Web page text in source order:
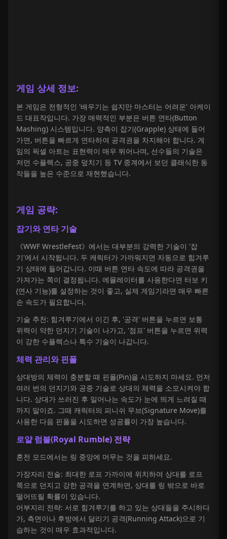
게임 상세 정보:
본 게임은 전형적인 '배우기는 쉽지만 마스터는 어려운' 아케이
드 대표작입니다. 가장 매력적인 부분은 버튼 연타(Button
Mashing) 시스템입니다. 양측이 잡기(Grapple) 상태에 들어
가면, 버튼을 빠르게 연타하여 공격권을 차지해야 합니다. 게
임의 픽셀 아트는 표현력이 매우 뛰어나며, 선수들의 기술은
저먼 수플렉스, 공중 덮치기 등 TV 중계에서 보던 클래식한 동
작들을 높은 수준으로 재현했습니다.
게임 공략:
잡기와 연타 기술
《WWF WrestleFest》에서는 대부분의 강력한 기술이 '잡
기'에서 시작됩니다. 두 캐릭터가 가까워지면 자동으로 힘겨루
기 상태에 들어갑니다. 이때 버튼 연타 속도에 따라 공격권을
가져가는 쪽이 결정됩니다. 에뮬레이터를 사용한다면 터보 키
(연사 기능)를 설정하는 것이 좋고, 실제 게임기라면 매우 빠른
손 속도가 필요합니다.
기술 추천: 힘겨루기에서 이긴 후, '공격' 버튼을 누르면 보통
위력이 약한 던지기 기술이 나가고, '점프' 버튼을 누르면 위력
이 강한 수플렉스나 특수 기술이 나갑니다.
체력 관리와 핀폴
상대방의 체력이 충분할 때 핀폴(Pin)을 시도하지 마세요. 먼저
여러 번의 던지기와 공중 기술로 상대의 체력을 소모시켜야 합
니다. 상대가 쓰러진 후 일어나는 속도가 눈에 띄게 느려질 때
까지 말이죠. 그때 캐릭터의 피니쉬 무브(Signature Move)를
사용한 다음 핀폴을 시도하면 성공률이 가장 높습니다.
로얄 럼블(Royal Rumble) 전략
혼전 모드에서는 링 중앙에 머무는 것을 피하세요.
가장자리 전술: 최대한 로프 가까이에 위치하여 상대를 로프
쪽으로 던지고 강한 공격을 연계하면, 상대를 링 밖으로 바로
떨어뜨릴 확률이 있습니다.
어부지리 전략: 서로 힘겨루기를 하고 있는 상대들을 주시하다
가, 측면이나 후방에서 달리기 공격(Running Attack)으로 기
습하는 것이 매우 효과적입니다.